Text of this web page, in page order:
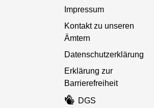
Impressum
Kontakt zu unseren
Ämtern
Datenschutzerklärung
Erklärung zur
Barrierefreiheit
DGS